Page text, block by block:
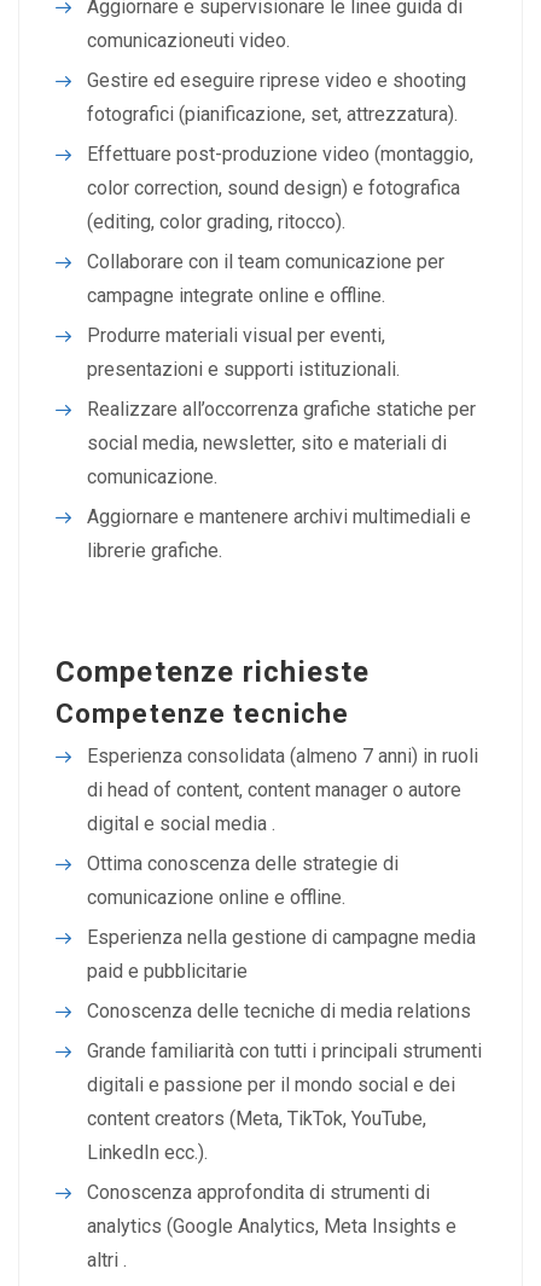
Aggiornare e supervisionare le linee guida di
comunicazioneuti video.
Gestire ed eseguire riprese video e shooting
fotografici (pianificazione, set, attrezzatura).
Effettuare post-produzione video (montaggio,
color correction, sound design) e fotografica
(editing, color grading, ritocco).
Collaborare con il team comunicazione per
campagne integrate online e offline.
Produrre materiali visual per eventi,
presentazioni e supporti istituzionali.
Realizzare all’occorrenza grafiche statiche per
social media, newsletter, sito e materiali di
comunicazione.
Aggiornare e mantenere archivi multimediali e
librerie grafiche.
Competenze richieste
Competenze tecniche
Esperienza consolidata (almeno 7 anni) in ruoli
di head of content, content manager o autore
digital e social media .
Ottima conoscenza delle strategie di
comunicazione online e offline.
Esperienza nella gestione di campagne media
paid e pubblicitarie
Conoscenza delle tecniche di media relations
Grande familiarità con tutti i principali strumenti
digitali e passione per il mondo social e dei
content creators (Meta, TikTok, YouTube,
LinkedIn ecc.).
Conoscenza approfondita di strumenti di
analytics (Google Analytics, Meta Insights e
altri .